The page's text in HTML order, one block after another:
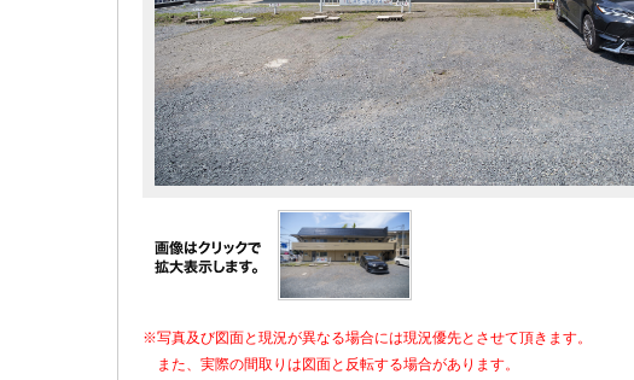
※写真及び図面と現況が異なる場合には現況優先とさせて頂きます。
また、実際の間取りは図面と反転する場合があります。